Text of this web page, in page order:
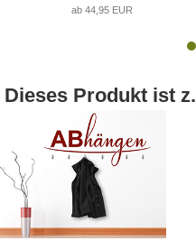
ab 44,95 EUR
Dieses Produkt ist